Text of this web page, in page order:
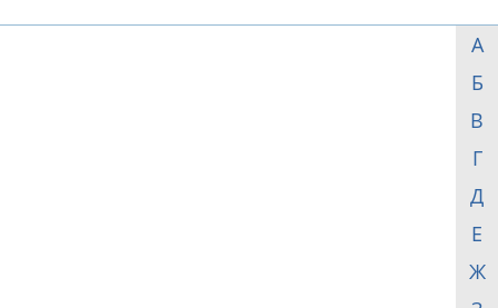
А
Б
В
Г
Д
Е
Ж